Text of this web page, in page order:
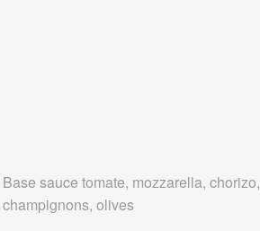
Base sauce tomate, mozzarella, chorizo,
champignons, olives